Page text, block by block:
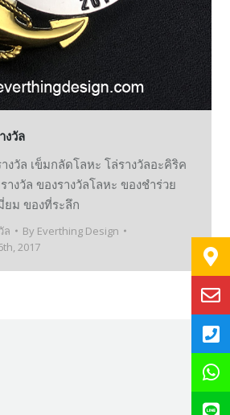
งวัล
งวัล เข็มกลัดโลหะ โล่รางวัลอะคิริค
างวัล ของรางวัลโลหะ ของชำร่วย
ม ของที่ระลึก
ล By Everthing Design
2017